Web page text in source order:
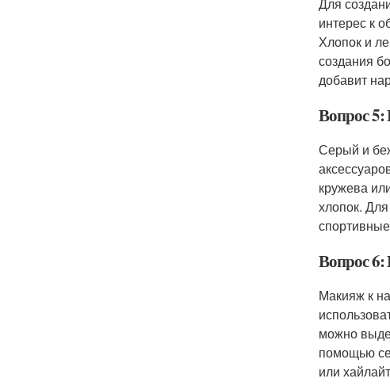
интерес к
Хлопок и
создания
добавит
Вопрос 5:
Серый и
кружева
хлопок.
Вопрос
Макияж к
можно
помощью
или